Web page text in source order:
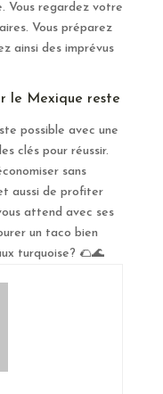
Vous regardez votre
Vous préparez
ainsi des imprévus
le Mexique reste
possible avec une
clés pour réussir.
sans
aussi de profiter
attend avec ses
un taco bien
turquoise? 🌮🌊